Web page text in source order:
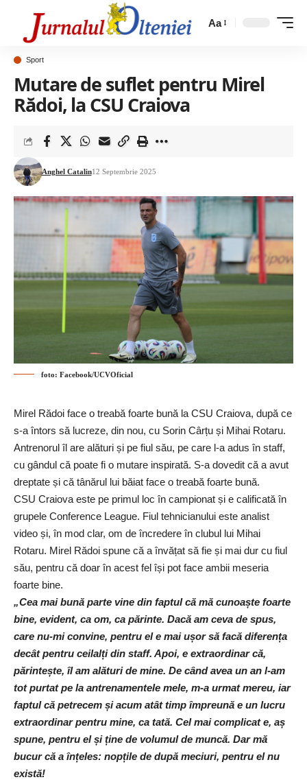
Aa
Sport
Mutare de suflet pentru Mirel
Rădoi, la CSU Craiova
Anghel Catalin12 Septembrie 2025
foto: Facebook/UCVOficial
Mirel Rădoi face o treabă foarte bună la CSU Craiova, după ce
s-a întors să lucreze, din nou, cu Sorin Cârțu și Mihai Rotaru.
Antrenorul îl are alături și pe fiul său, pe care l-a adus în staff,
cu gândul că poate fi o mutare inspirată. S-a dovedit că a avut
dreptate și că tânărul lui băiat face o treabă foarte bună.
CSU Craiova este pe primul loc în campionat și e calificată în
grupele Conference League. Fiul tehnicianului este analist
video și, în mod clar, om de încredere în clubul lui Mihai
Rotaru. Mirel Rădoi spune că a învățat să fie și mai dur cu fiul
său, pentru că doar în acest fel își pot face ambii meseria
foarte bine.
„Cea mai bună parte vine din faptul că mă cunoaște foarte
bine, evident, ca om, ca părinte. Dacă am ceva de spus,
care nu-mi convine, pentru el e mai ușor să facă diferența
decât pentru ceilalți din staff. Apoi, e extraordinar că,
părintește, îl am alături de mine. De când avea un an l-am
tot purtat pe la antrenamentele mele, m-a urmat mereu, iar
faptul că petrecem și acum atât timp împreună e un lucru
extraordinar pentru mine, ca tată. Cel mai complicat e, aș
spune, pentru el și ține de volumul de muncă. Dar mă
bucur că a înțeles: nopțile de după meciuri, pentru el nu
există!